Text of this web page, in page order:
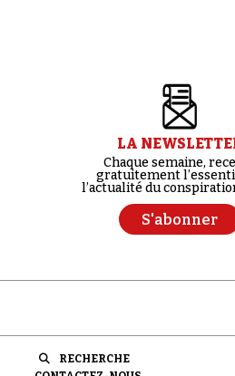
LA
Chaque semaine,
gratuitement
l’actualité du
S'abonner
RECHERCHE